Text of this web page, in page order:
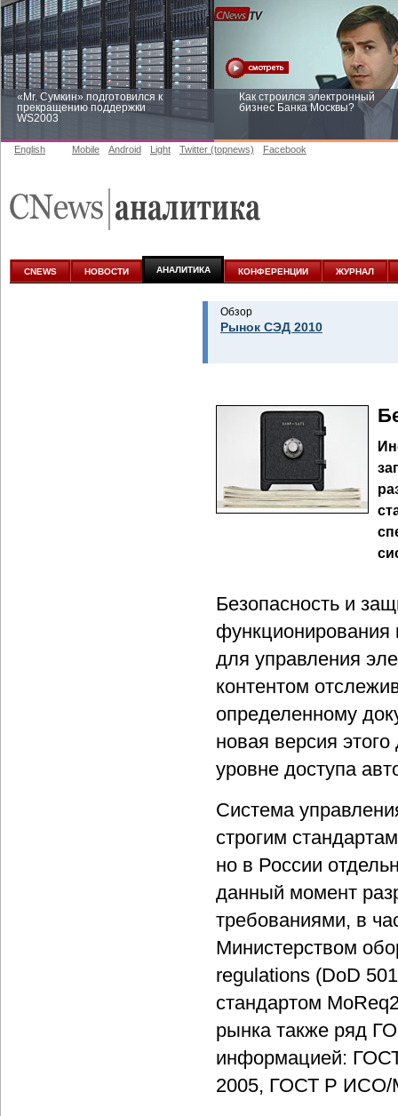
«Mr. Сумкин» подготовился к
прекращению поддержки
WS2003
Как строился электронный
бизнес Банка Москвы?
аналитике
English Mobile Android Light Twitter (topnews) Facebook
CNEWS НОВОСТИ АНАЛИТИКА КОНФЕРЕНЦИИ ЖУРНАЛ
Обзор
Рынок СЭД 2010
Безопасность и
функционирования
для управления
контентом
определенному
новая версия
уровне доступа
Система
строгим
но в России
данный момент
требованиями, в
Министерством
regulations (DoD
стандартом
рынка также ряд
информацией:
2005, ГОСТ Р ИСО/